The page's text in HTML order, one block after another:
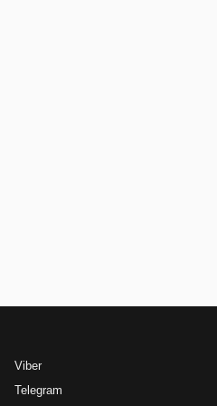
Viber
Telegram